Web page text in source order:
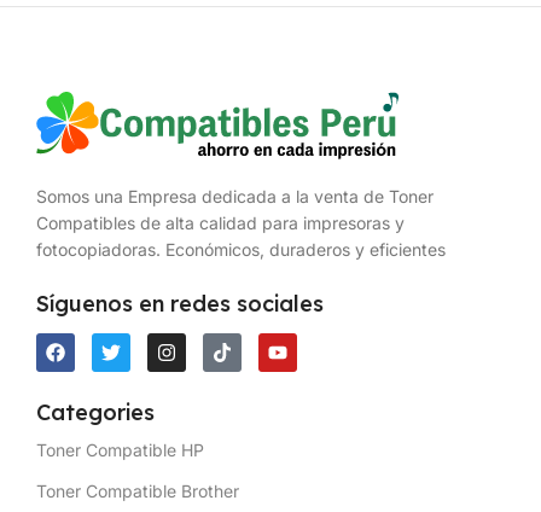
Somos una Empresa dedicada a la venta de Toner
Compatibles de alta calidad para impresoras y
fotocopiadoras. Económicos, duraderos y eficientes
Síguenos en redes sociales
Categories
Toner Compatible HP
Toner Compatible Brother